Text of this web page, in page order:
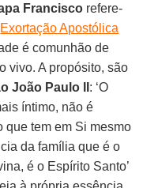
Francisco refere-
Exortação Apostólica
é comunhão de
vivo. A propósito, são
João Paulo II : ‘O
íntimo, não é
que tem em Si mesmo
da família que é o
é o Espírito Santo’